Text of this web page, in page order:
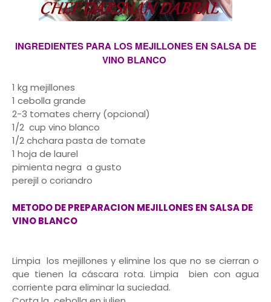
INGREDIENTES PARA LOS MEJILLONES EN SALSA DE
VINO BLANCO
1 kg mejillones
1 cebolla grande
2-3 tomates cherry (opcional)
1/2 cup vino blanco
1/2 chchara pasta de tomate
1 hoja de laurel
pimienta negra a gusto
perejil o coriandro
METODO DE PREPARACION MEJILLONES EN SALSA DE
VINO BLANCO
Limpia los mejillones y elimine los que no se cierran o
que tienen la cáscara rota. Limpia bien con agua
corriente para eliminar la suciedad.